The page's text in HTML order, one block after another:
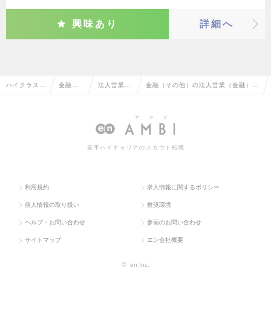
興味あり 詳細へ
ハイクラス求 金融系 法人営業 金融（その他）の法人営業（金融）の
若手ハイキャリアのスカウト転職
利用規約 求人情報に関するポリシー
個人情報の取り扱い 推奨環境
ヘルプ・お問い合わせ 参画のお問い合わせ
サイトマップ エン会社概要
© en Inc.